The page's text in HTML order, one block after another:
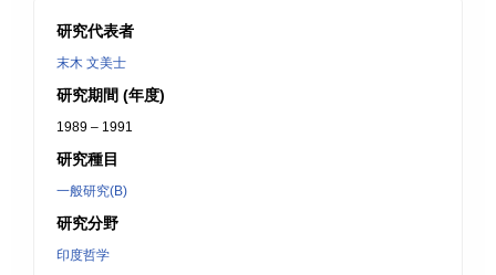
研究代表者
末木 文美士
研究期間 (年度)
1989 – 1991
研究種目
一般研究(B)
研究分野
印度哲学